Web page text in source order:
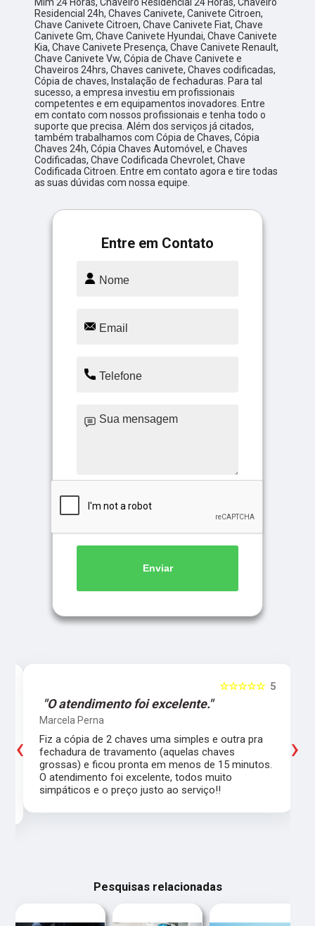
Residencial 24h, Chaves Canivete, Canivete Citroen,
Chave Canivete Citroen, Chave Canivete Fiat, Chave
Canivete Gm, Chave Canivete Hyundai, Chave Canivete
Kia, Chave Canivete Presença, Chave Canivete Renault,
Chave Canivete Vw, Cópia de Chave Canivete e
Chaveiros 24hrs, Chaves canivete, Chaves codificadas,
Cópia de chaves, Instalação de fechaduras. Para tal
sucesso, a empresa investiu em profissionais
competentes e em equipamentos inovadores. Entre
em contato com nossos profissionais e tenha todo o
suporte que precisa. Além dos serviços já citados,
também trabalhamos com Cópia de Chaves, Cópia
Chaves 24h, Cópia Chaves Automóvel, e Chaves
Codificadas, Chave Codificada Chevrolet, Chave
Codificada Citroen. Entre em contato agora e tire todas
as suas dúvidas com nossa equipe.
Entre em Contato
Enviar
5
☆☆☆☆☆
"O atendimento foi excelente."
Marcela Perna
Fiz a cópia de 2 chaves uma simples e outra pra
fechadura de travamento (aquelas chaves
grossas) e ficou pronta em menos de 15 minutos.
O atendimento foi excelente, todos muito
simpáticos e o preço justo ao serviço!!
‹ ›
Pesquisas relacionadas